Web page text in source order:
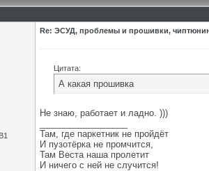
Re: ЭСУД, проблемы и прошивки,
Цитата:
А какая прошивка
Не знаю, работает и ладно. )))
Там, где паркетник не пройдёт
И пузотёрка не промчится,
Там Веста наша пролетит
И ничего с ней не случится!